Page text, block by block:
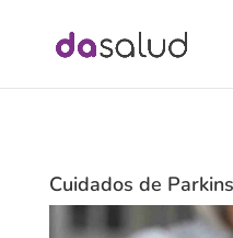
Cuidados de